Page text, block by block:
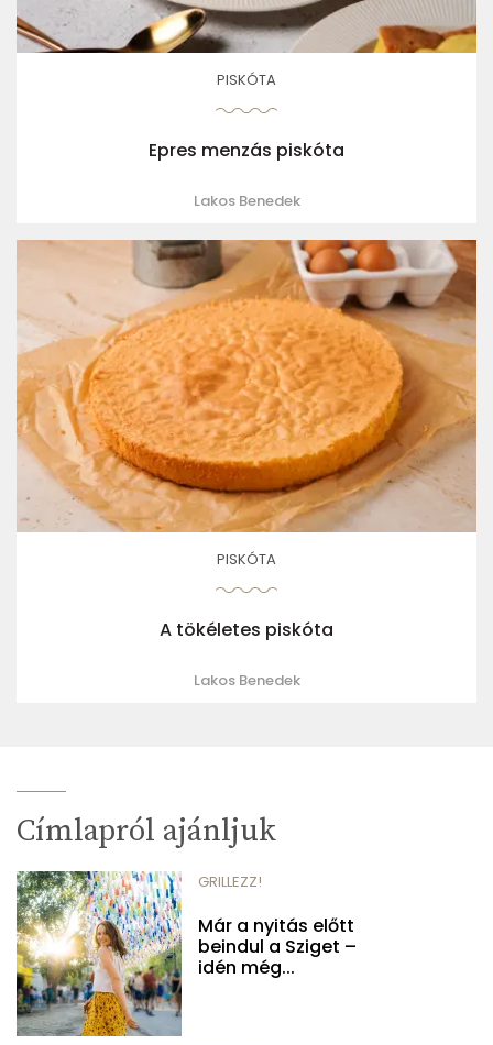
PISKÓTA
Epres menzás piskóta
Lakos Benedek
PISKÓTA
A tökéletes piskóta
Lakos Benedek
Címlapról ajánljuk
GRILLEZZ!
Már a nyitás előtt
beindul a Sziget –
idén még...